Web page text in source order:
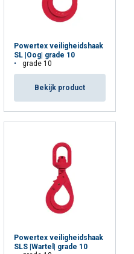
Powertex veiligheidshaak
SL |Oog| grade 10
grade 10
Bekijk product
Powertex veiligheidshaak
SLS |Wartel| grade 10
Targeting
Niet-geclassificeerd